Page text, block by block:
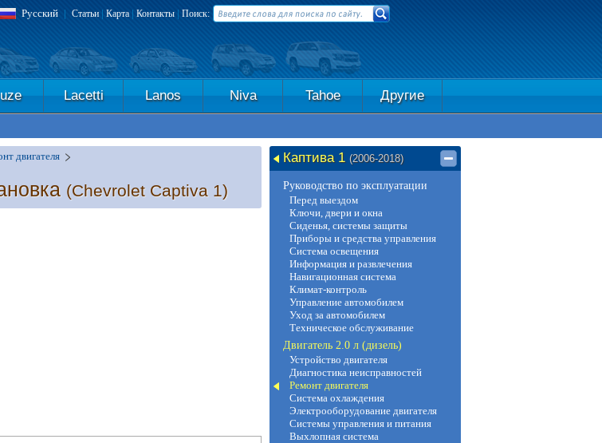
Русский | Статьи | Карта| Контакты | Поиск:
Lacetti Lanos Niva Tahoe Другие
двигателя
(Chevrolet Captiva 1)
Каптива 1 (2006-2018)
Руководство по эксплуатации
Перед выездом
Ключи, двери и окна
Сиденья, системы защиты
Приборы и средства управления
Система освещения
Информация и развлечения
Навигационная система
Климат-контроль
Управление автомобилем
Уход за автомобилем
Техническое обслуживание
Двигатель 2.0 л (дизель)
Устройство двигателя
Диагностика неисправностей
Ремонт двигателя
Система охлаждения
Электрооборудование двигателя
Системы управления и питания
Выхлопная система